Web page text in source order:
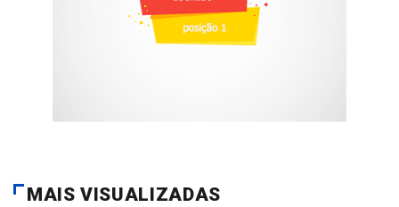
MAIS VISUALIZADAS